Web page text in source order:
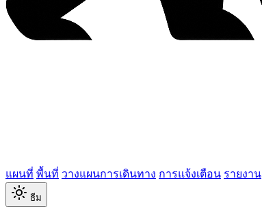
แผนที่ พื้นที่ วางแผนการเดินทาง การแจ้งเตือน รายงาน
ธีม